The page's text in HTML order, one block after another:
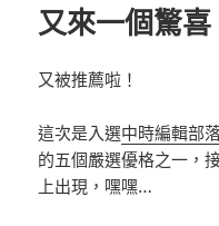
又來一個驚喜
又被推薦啦！
這次是入選中時編輯部
的五個嚴選優格之一，
上出現，嘿嘿…